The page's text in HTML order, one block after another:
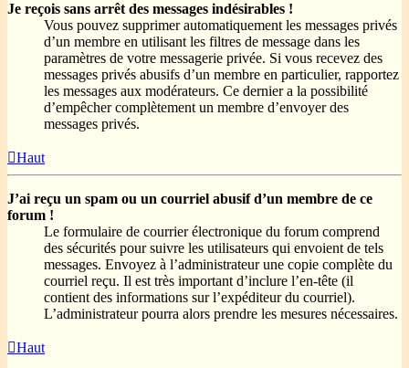
Je reçois sans arrêt des messages indésirables !
Vous pouvez supprimer automatiquement les messages privés
d’un membre en utilisant les filtres de message dans les
paramètres de votre messagerie privée. Si vous recevez des
messages privés abusifs d’un membre en particulier, rapportez
les messages aux modérateurs. Ce dernier a la possibilité
d’empêcher complètement un membre d’envoyer des
messages privés.
Haut
J’ai reçu un spam ou un courriel abusif d’un membre de ce
forum !
Le formulaire de courrier électronique du forum comprend
des sécurités pour suivre les utilisateurs qui envoient de tels
messages. Envoyez à l’administrateur une copie complète du
courriel reçu. Il est très important d’inclure l’en-tête (il
contient des informations sur l’expéditeur du courriel).
L’administrateur pourra alors prendre les mesures nécessaires.
Haut